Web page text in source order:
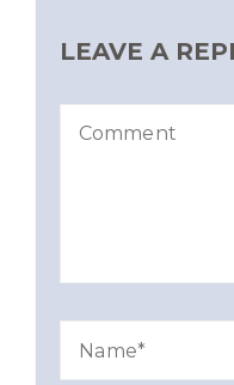
LEAVE A